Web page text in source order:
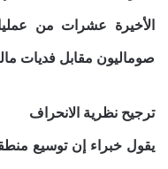
الأخيرة عشرات من
صوماليون مقابل فديات
ترجيح نظرية الانحراف
يقول خبراء إن توسيع